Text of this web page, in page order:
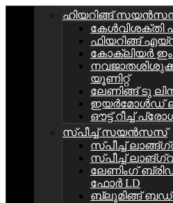
ഹിയറിങ്ങ്
കേള്‍വിശക്തി
ഫിയറിങ്ങ്
കോക്ലിയർ
യൂണിറ്റ്
ലേണിങ്ങ് ടു
ഇയർമോൾഡ്
ഔട്ട് റീച്ച്
സ്പീച്ച് സയൻസസ്
സ്പീച്ച്
സ്പീച്ച്
ലേണിംഗ്
ഫോർ LD
ബ്ലൂമിങ്ങ്